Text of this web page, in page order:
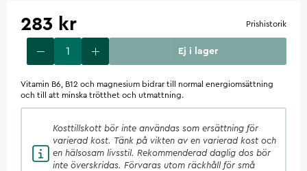
283 kr Prishistorik
Ej i lager
Vitamin B6, B12 och magnesium bidrar till normal energiomsättning
och till att minska trötthet och utmattning.
Kosttillskott bör inte användas som ersättning för
varierad kost. Tänk på vikten av en varierad kost och
en hälsosam livsstil. Rekommenderad daglig dos bör
inte överskridas. Förvaras utom räckhåll för små